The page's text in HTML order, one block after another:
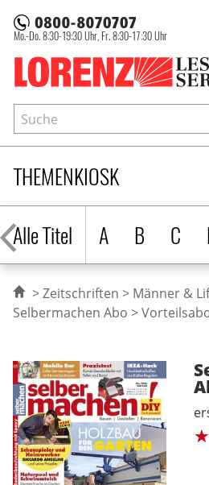
Lorenz
Mo.-Do. 8:30-19:30 Uhr, Fr. 8:30-17:30 Uhr
THEMENKIOSK
Alle Titel
A B C
Suche
Zeitschriftensuche
Zeitschriften
Männer &
Selbermachen Abo